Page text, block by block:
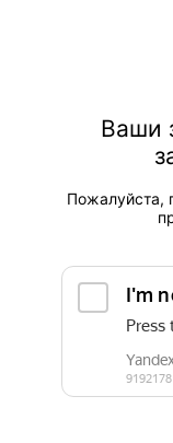
Ваши
Пожалуйста,